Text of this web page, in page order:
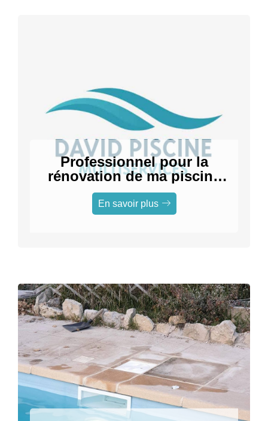
Professionnel pour la
rénovation de ma piscine
avec changement de liner à
Mougins
En savoir plus